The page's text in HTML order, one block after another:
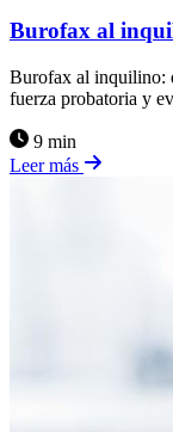
Burofax al
Burofax al inquilino:
fuerza probatoria y
9 min
Leer más